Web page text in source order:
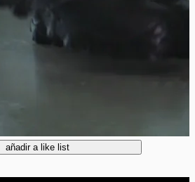
añadir a like list